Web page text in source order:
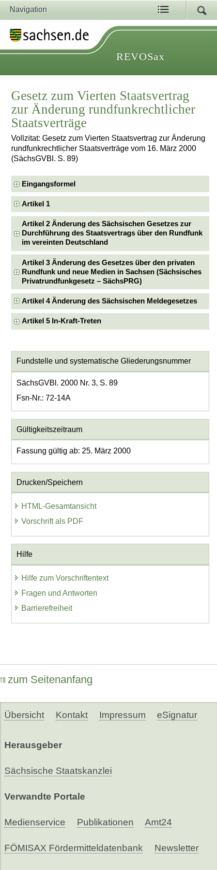
Navigation
REVOSax
Gesetz zum Vierten Staatsvertrag
zur Änderung rundfunkrechtlicher
Staatsverträge
Vollzitat: Gesetz zum Vierten Staatsvertrag zur Änderung
rundfunkrechtlicher Staatsverträge vom 16. März 2000
(SächsGVBl. S. 89)
Eingangsformel
Artikel 1
Artikel 2 Änderung des Sächsischen Gesetzes zur
Durchführung des Staatsvertrags über den Rundfunk
im vereinten Deutschland
Artikel 3 Änderung des Gesetzes über den privaten
Rundfunk und neue Medien in Sachsen (Sächsisches
Privatrundfunkgesetz – SächsPRG)
Artikel 4 Änderung des Sächsischen Meldegesetzes
Artikel 5 In-Kraft-Treten
Fundstelle und systematische Gliederungsnummer
SächsGVBl. 2000 Nr. 3, S. 89
Fsn-Nr.: 72-14A
Gültigkeitszeitraum
Fassung gültig ab: 25. März 2000
Drucken/Speichern
HTML-Gesamtansicht
Vorschrift als PDF
Hilfe
Hilfe zum Vorschriftentext
Fragen und Antworten
Barrierefreiheit
zum Seitenanfang
Übersicht Kontakt Impressum eSignatur
Herausgeber
Sächsische Staatskanzlei
Verwandte Portale
Medienservice Publikationen Amt24
FÖMISAX Fördermitteldatenbank Newsletter